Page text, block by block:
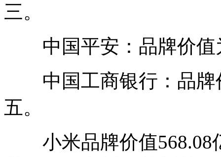
三。
中国平安：品牌价值
中国工商银行：品牌
五。
小米品牌价值568.08